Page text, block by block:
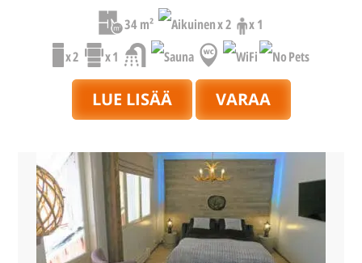
34 m² x 2
x 1
x 2
x 1
LUE LISÄÄ VARAA